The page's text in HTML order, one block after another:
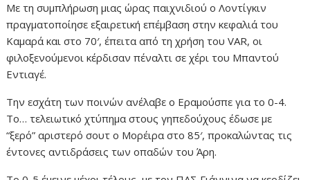
Με τη συμπλήρωση μιας ώρας παιχνιδιού ο Λοντίγκιν
πραγματοποίησε εξαιρετική επέμβαση στην κεφαλιά του
Καμαρά και στο 70′, έπειτα από τη χρήση του VAR, οι
φιλοξενούμενοι κέρδισαν πέναλτι σε χέρι του Μπαντού
Εντιαγέ.
Την εσχάτη των ποινών ανέλαβε ο Εραμούσπε για το 0-4.
Το… τελειωτικό χτύπημα στους γηπεδούχους έδωσε με
“ξερό” αριστερό σουτ ο Μορέιρα στο 85′, προκαλώντας τις
έντονες αντιδράσεις των οπαδών του Άρη.